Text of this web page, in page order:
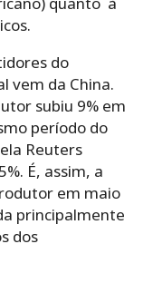
do
vem da China.
subiu 9% em
período do
Reuters
É, assim, a
em maio
principalmente
dos